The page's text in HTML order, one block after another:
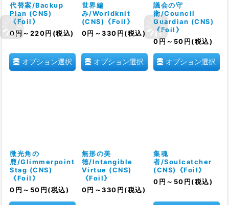
代替案/Backup
Plan (CNS)
《Foil》
0 円 ～220 円 (税込)
オプション選択
世界編
み/Worldknit
(CNS)《Foil》
0 円 ～330 円 (税込)
オプション選択
議会の守
衛/Council
Guardian (CNS)
《Foil》
0円 ～50 円 (税込)
オプション選択
微光角の
鹿/Glimmerpoint
Stag (CNS)
《Foil》
0 円 ～50 円 (税込)
無形の美
徳/Intangible
Virtue (CNS)
《Foil》
0 円 ～330 円 (税込)
集魂
者/Soulcatcher
(CNS)《Foil》
0 円 ～50 円 (税込)